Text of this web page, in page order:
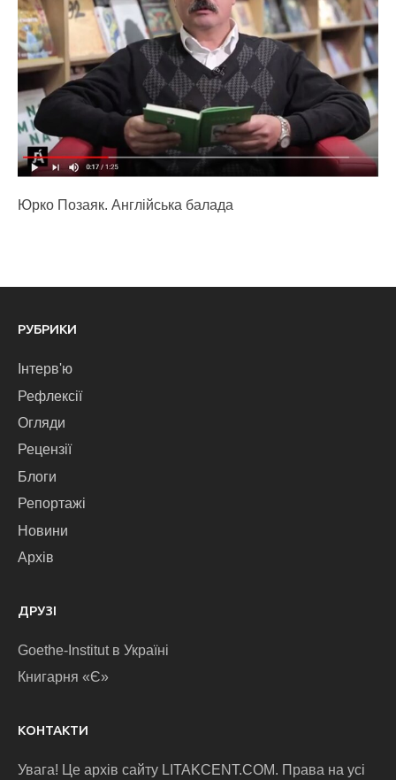
Юрко Позаяк. Англійська балада
РУБРИКИ
Інтерв'ю
Рефлексії
Огляди
Рецензії
Блоги
Репортажі
Новини
Архів
ДРУЗІ
Goethe-Institut в Україні
Книгарня «Є»
КОНТАКТИ
Увага! Це архів сайту LITAKCENT.COM. Права на усі